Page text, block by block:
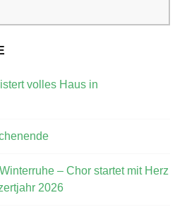
volles Haus in
– Chor startet mit Herz
2026